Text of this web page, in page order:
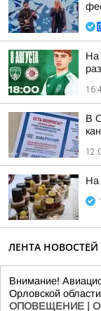
На
В
На
ЛЕНТА НОВОСТЕЙ
Внимание!
Орловской
ОПОВЕЩЕНИЕ |